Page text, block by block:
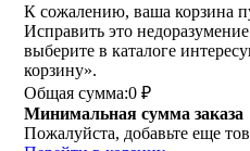
К сожалению, ваша корзина
Исправить это
выберите в каталоге
корзину».
Общая сумма:0 ₽
Минимальная сумма заказа
Пожалуйста, добавьте еще